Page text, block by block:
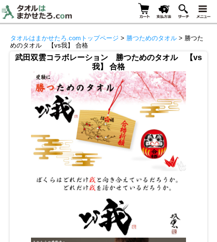
タオルはまかせたろ.comトップページ > 勝つためのタオル > 勝つた
めのタオル 【vs我】 合格
武田双雲コラボレーション 勝つためのタオル 【vs
我】 合格